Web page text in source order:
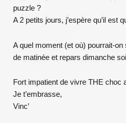
puzzle ?
A 2 petits jours, j’espère qu’il est
A quel moment (et où) pourrait-on
de matinée et repars dimanche
Fort impatient de vivre THE choc
Je t’embrasse,
Vinc’